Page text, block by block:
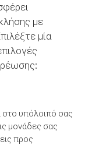
με
μία
στο υπόλοιπό σας
μονάδες σας
προς